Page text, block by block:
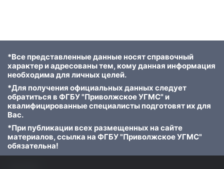
*Все представленные данные носят справочный
характер и адресованы тем, кому данная информация
необходима для личных целей.
*Для получения официальных данных следует
обратиться в ФГБУ "Приволжское УГМС" и
квалифицированные специалисты подготовят их для
Вас.
*При публикации всех размещенных на сайте
материалов, ссылка на ФГБУ "Приволжское УГМС"
обязательна!